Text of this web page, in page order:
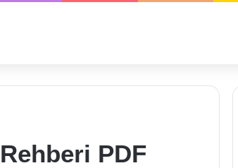
PDF